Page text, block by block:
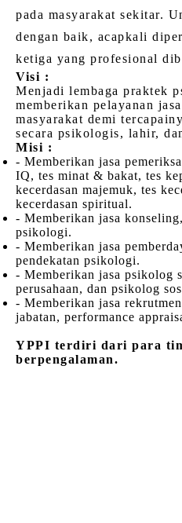
pada masyarakat sekitar.
dengan baik, acapkali
ketiga yang profesional
Visi :
Menjadi lembaga praktek
memberikan pelayanan
masyarakat demi
secara psikologis, lahir,
Misi :
- Memberikan jasa
IQ, tes minat & bakat, tes
kecerdasan majemuk, tes
kecerdasan spiritual.
- Memberikan jasa
psikologi.
- Memberikan jasa
pendekatan psikologi.
- Memberikan jasa psikolog
perusahaan, dan psikolog
- Memberikan jasa
jabatan, performance
YPPI terdiri dari para
berpengalaman.